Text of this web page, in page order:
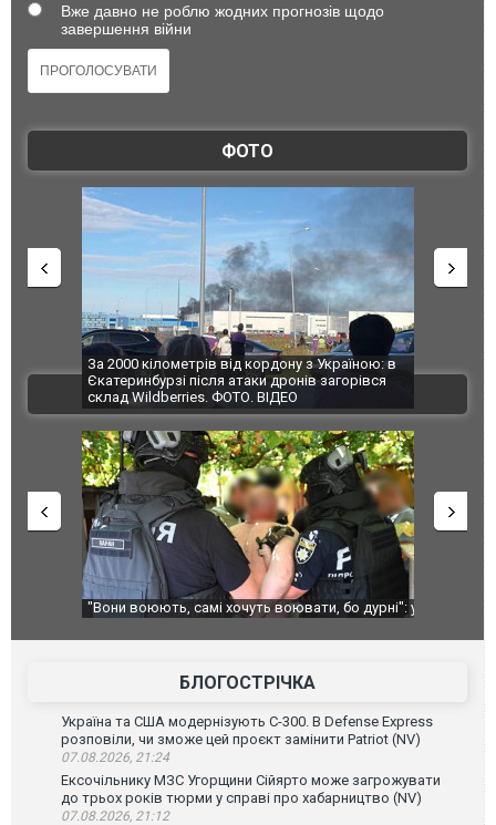
Вже давно не роблю жодних прогнозів щодо
завершення війни
ФОТО
За 2000 кілометрів від кордону з Україною: в
Єкатеринбурзі після атаки дронів загорівся
склад Wildberries. ФОТО. ВІДЕО
"Мої
ВІДЕО
"Вони воюють, самі хочуть воювати, бо дурні": у
зневажливих слів про українських захисників.
В
порт: над
ВІДЕО
БЛОГОСТРІЧКА
Україна та США модернізують С-300. В Defense Express
розповіли, чи зможе цей проєкт замінити Patriot (NV)
07.08.2026, 21:24
Ексочільнику МЗС Угорщини Сійярто може загрожувати
до трьох років тюрми у справі про хабарництво (NV)
07.08.2026, 21:12